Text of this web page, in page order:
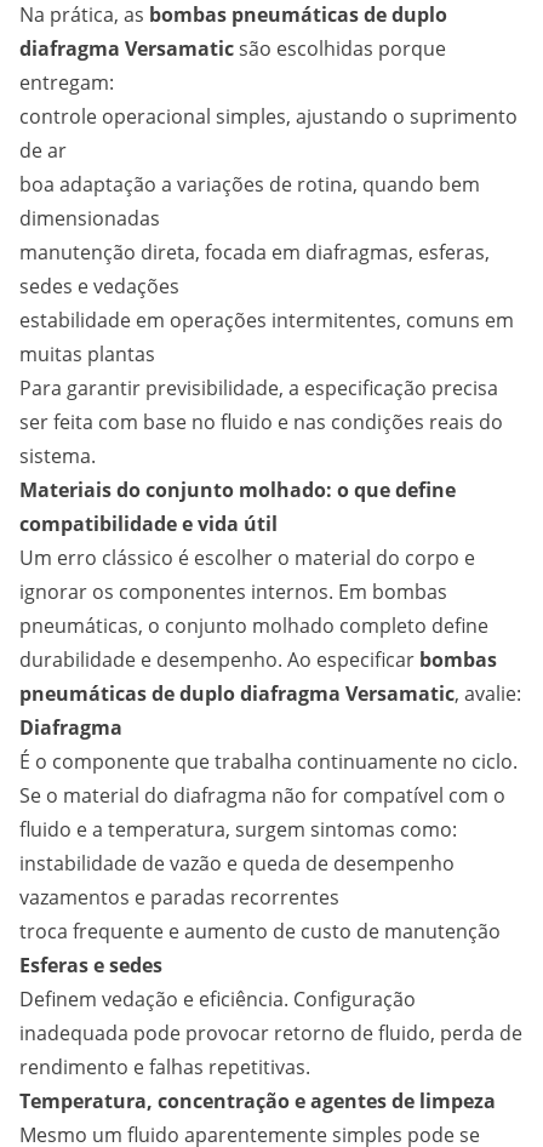
Na prática, as bombas pneumáticas de duplo
diafragma Versamaticsão escolhidas porque
entregam:
controle operacional simples, ajustando o suprimento
de ar
boa adaptação a variações de rotina, quando bem
dimensionadas
manutenção direta, focada em diafragmas, esferas,
sedes e vedações
estabilidade em operações intermitentes, comuns em
muitas plantas
Para garantir previsibilidade, a especificação precisa
ser feita com base no fluido e nas condições reais do
sistema.
Materiais do conjunto molhado: o que define
compatibilidade e vida útil
Um erro clássico é escolher o material do corpo e
ignorar os componentes internos. Em bombas
pneumáticas, o conjunto molhado completo define
durabilidade e desempenho. Ao especificar bombas
pneumáticas de duplo diafragma Versamatic, avalie:
Diafragma
É o componente que trabalha continuamente no ciclo.
Se o material do diafragma não for compatível com o
fluido e a temperatura, surgem sintomas como:
instabilidade de vazão e queda de desempenho
vazamentos e paradas recorrentes
troca frequente e aumento de custo de manutenção
Esferas e sedes
Definem vedação e eficiência. Configuração
inadequada pode provocar retorno de fluido, perda de
rendimento e falhas repetitivas.
Temperatura, concentração e agentes de limpeza
Mesmo um fluido aparentemente simples pode se